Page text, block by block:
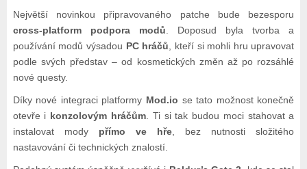
Největší novinkou připravovaného patche bude bezesporu
cross-platform podpora modů . Doposud byla tvorba a
používání modů výsadou PC hráčů , kteří si mohli hru upravovat
podle svých představ – od kosmetických změn až po rozsáhlé
nové questy.
Díky nové integraci platformy Mod.io se tato možnost konečně
otevře i konzolovým hráčům. Ti si tak budou moci stahovat a
instalovat mody přímo ve hře , bez nutnosti složitého
nastavování či technických znalostí.